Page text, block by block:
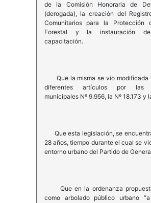
de la Comisión Honoraria de
(derogada), la creación del
Comunitarios para la Protección
Forestal y la instauración
capacitación.
Que la misma se vio modificada
diferentes artículos por las
municipales Nº 9.956, la Nº 18.173 y
Que esta legislación, se
28 años, tiempo durante el cual se
entorno urbano del Partido de
Que en la ordenanza
como arbolado público urbano